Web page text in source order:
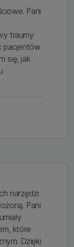
Pani
traumy
pacjentów
się, jak
narzędzi
Pani
które
Dzięki